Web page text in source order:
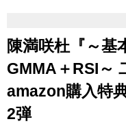
陳満咲杜『～基
GMMA＋RSI～
amazon購入特
2弾